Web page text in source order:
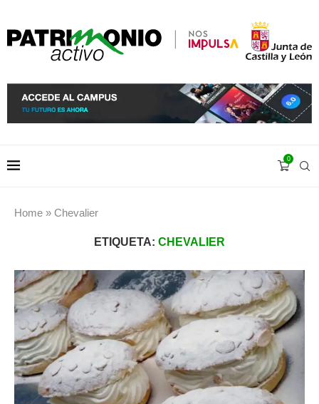
0
Home » Chevalier
ETIQUETA: CHEVALIER